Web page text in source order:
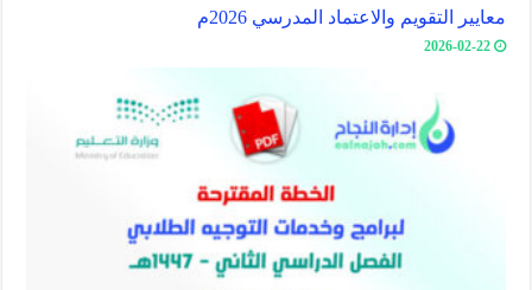
معايير التقويم والاعتماد المدرسي 2026م
2026-02-22